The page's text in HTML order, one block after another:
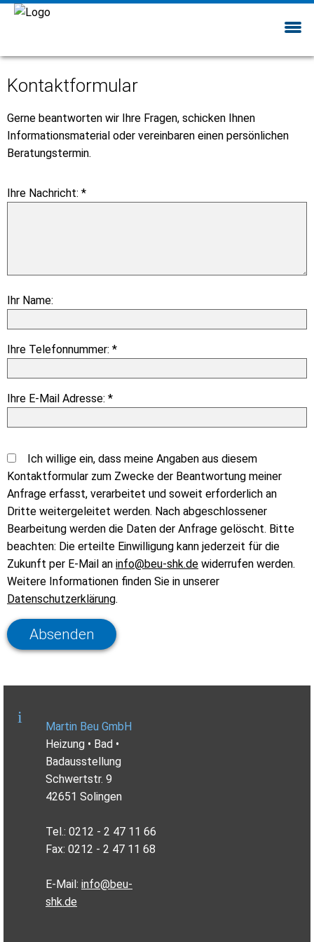
Kontaktformular
Gerne beantworten wir Ihre Fragen, schicken Ihnen
Informationsmaterial oder vereinbaren einen persönlichen
Beratungstermin.
Ihre Nachricht: *
Ihr Name:
Ihre Telefonnummer: *
Ihre E-Mail Adresse: *
Ich willige ein, dass meine Angaben aus diesem
Kontaktformular zum Zwecke der Beantwortung meiner
Anfrage erfasst, verarbeitet und soweit erforderlich an
Dritte weitergeleitet werden. Nach abgeschlossener
Bearbeitung werden die Daten der Anfrage gelöscht. Bitte
beachten: Die erteilte Einwilligung kann jederzeit für die
Zukunft per E-Mail an info@beu-shk.de widerrufen werden.
Weitere Informationen finden Sie in unserer
Datenschutzerklärung.
Martin Beu GmbH
Heizung • Bad •
Badausstellung
Schwertstr. 9
42651 Solingen
Tel.: 0212 - 2 47 11 66
Fax: 0212 - 2 47 11 68
E-Mail: info@beu-
shk.de